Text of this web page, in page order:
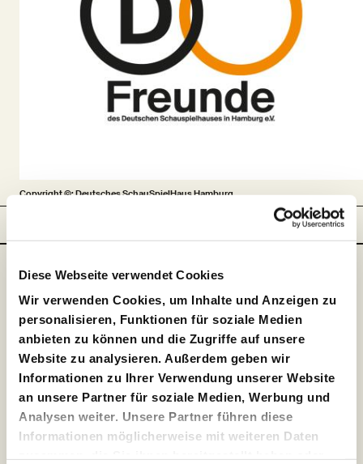
Diese Webseite verwendet Cookies
Wir verwenden Cookies, um Inhalte und Anzeigen zu
personalisieren, Funktionen für soziale Medien
anbieten zu können und die Zugriffe auf unsere
Website zu analysieren. Außerdem geben wir
Informationen zu Ihrer Verwendung unserer Website
an unsere Partner für soziale Medien, Werbung und
Analysen weiter. Unsere Partner führen diese
Informationen möglicherweise mit weiteren Daten
Copyright ©: Deutsches SchauSpielHaus Hamburg